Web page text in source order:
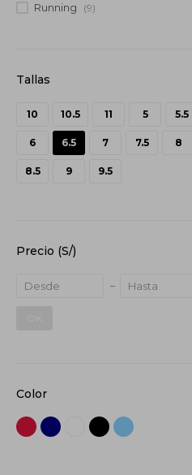
10 10.5 11 5 5.5
6 6.5 7 7.5 8
8.5 9 9.5
Precio (S/)
Color
Running (9)